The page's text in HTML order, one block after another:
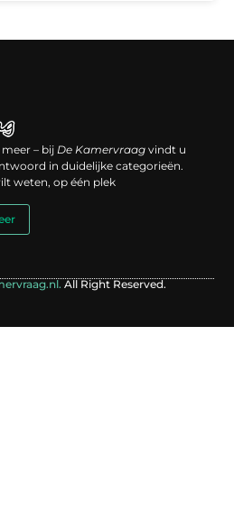
meer – bijDe Kamervraag vindt u
in duidelijke categorieën.
weten, op één plek
All Right Reserved.